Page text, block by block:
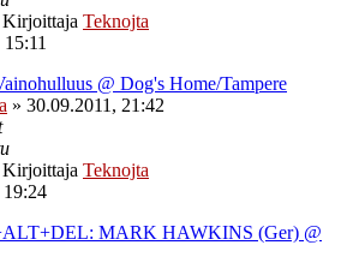
Kirjoittaja Teknojta
@ Dog's Home/Tampere
» 30.09.2011, 21:42
Kirjoittaja Teknojta
19:24
MARK HAWKINS (Ger) @